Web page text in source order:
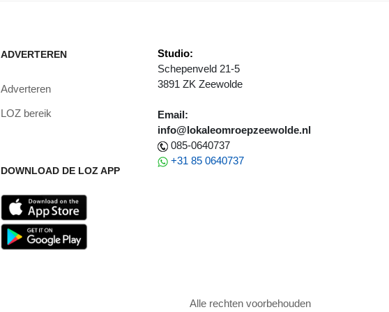
ADVERTEREN
Adverteren
LOZ bereik
DOWNLOAD DE LOZ APP
Studio:
Schepenveld 21-5
3891 ZK Zeewolde
Email:
info@lokaleomroepzeewolde.nl
085-0640737
+31 85 0640737
Alle rechten voorbehouden